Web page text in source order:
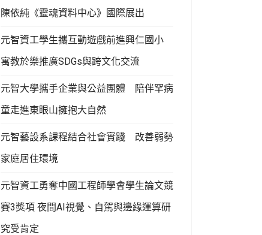
陳依純《靈魂資料中心》國際展出
元智資工學生攜互動遊戲前進興仁國小
寓教於樂推廣SDGs與跨文化交流
元智大學攜手企業與公益團體 陪伴罕病
童走進東眼山擁抱大自然
元智藝設系課程結合社會實踐 改善弱勢
家庭居住環境
元智資工勇奪中國工程師學會學生論文競
賽3獎項 夜間AI視覺、自駕與邊緣運算研
究受肯定